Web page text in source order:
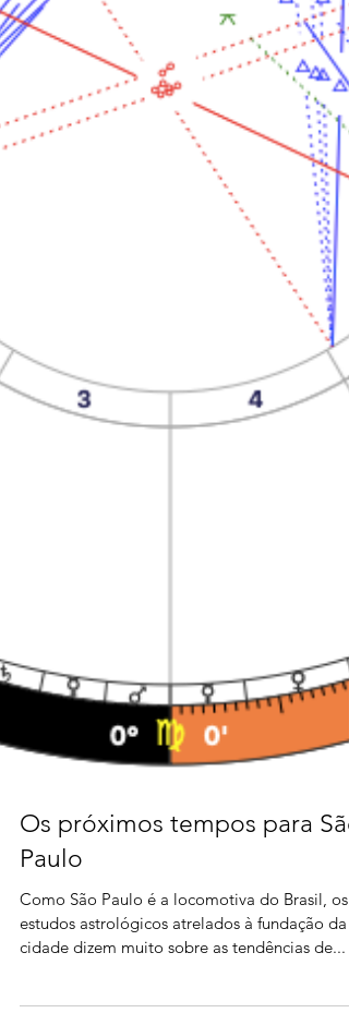
Os próximos tempos para São
Paulo
Como São Paulo é a locomotiva do Brasil, os